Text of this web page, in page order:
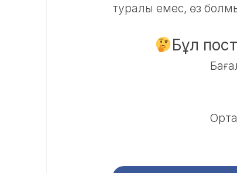
туралы емес, өз
Бұл